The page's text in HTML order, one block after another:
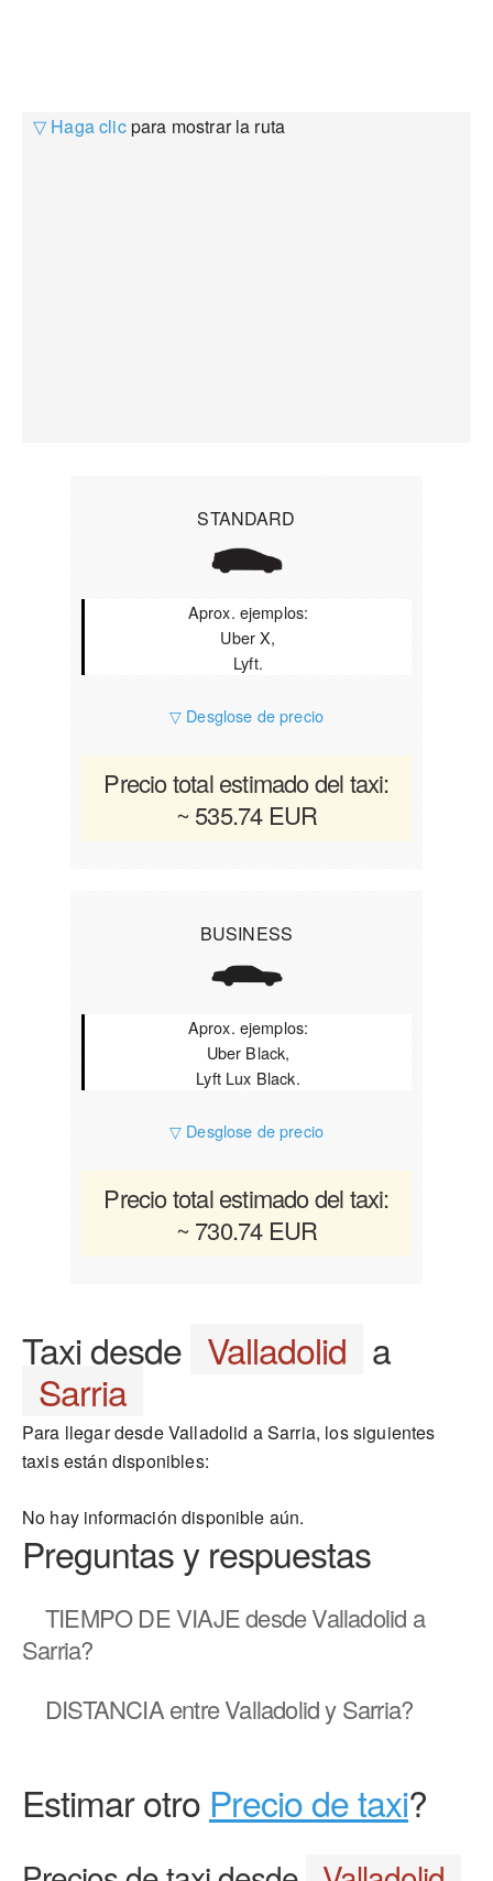
▽ Haga clicpara mostrar la ruta
STANDARD
Aprox. ejemplos:
Uber X,
Lyft.
▽ Desglose de precio
Precio total estimado del taxi:
~ 535.74 EUR
BUSINESS
Aprox. ejemplos:
Uber Black,
Lyft Lux Black.
▽ Desglose de precio
Precio total estimado del taxi:
~ 730.74 EUR
Taxi desde Valladolid a
Sarria
Para llegar desde Valladolid a Sarria, los siguientes
taxis están disponibles:
No hay información disponible aún.
Preguntas y respuestas
TIEMPO DE VIAJEdesde Valladolid a
Sarria?
DISTANCIAentre Valladolid y Sarria?
Estimar otro Precio de taxi?